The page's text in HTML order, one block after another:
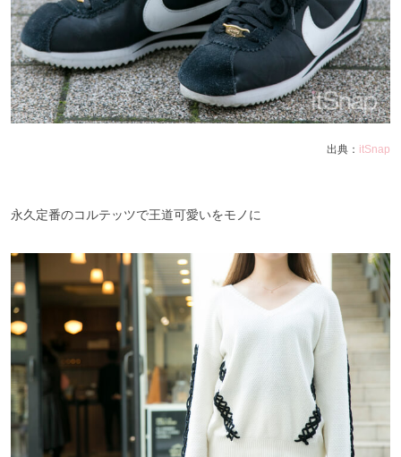
出典： itSnap
永久定番のコルテッツで王道可愛いをモノに